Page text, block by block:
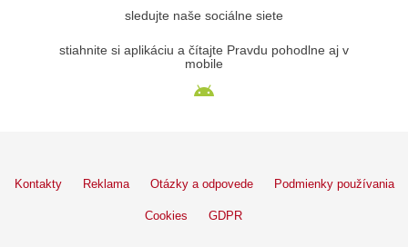
sledujte naše sociálne siete
stiahnite si aplikáciu a čítajte Pravdu pohodlne aj v
mobile
Kontakty Reklama Otázky a odpovede Podmienky používania
Cookies GDPR